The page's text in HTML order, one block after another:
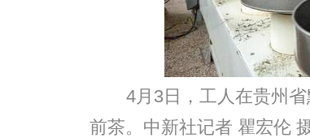
4月3日，工人在贵州
前茶。中新社记者 瞿宏伦